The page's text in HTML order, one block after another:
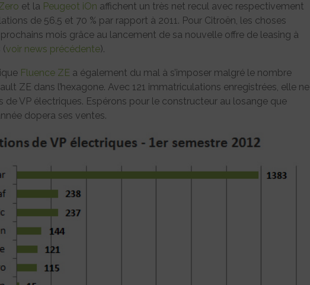
et la Peugeot iOn affichent un très net recul avec respectivement
de 56.5 et 70 % par rapport à 2011. Pour Citroën, les choses
mois grâce au lancement de sa nouvelle offre de leasing à
(voir news précédente).
Fluence ZE a également du mal à s’imposer malgré le nombre
ZE dans l’hexagone. Avec 121 immatriculations enregistrées, elle ne
de VP électriques. Espérons pour le constructeur au losange que
dopera ses ventes.